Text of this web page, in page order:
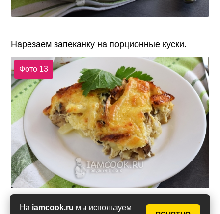
На iamcook.ru мы используем
Нарезаем запеканку на порционные куски.
Фото 13